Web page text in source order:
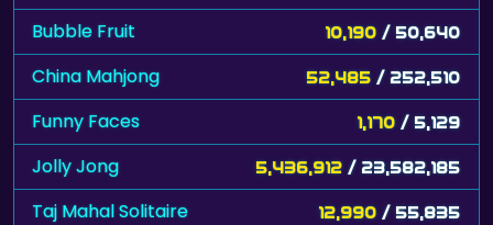
Bubble Fruit 10,190 / 50,640
China Mahjong 52,485 / 252,510
Funny Faces 1,170 / 5,129
Jolly Jong 5,436,912 / 23,582,185
Taj Mahal Solitaire 12,990 / 55,835